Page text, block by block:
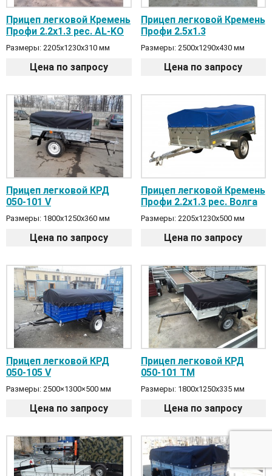
Прицеп легковой Кремень
Профи 2.2х1.3 рес. AL-KO
Размеры: 2205х1230х310 мм
Цена по запросу
Прицеп легковой Кремень
Профи 2.5х1.3
Размеры: 2500х1290х430 мм
Цена по запросу
Прицеп легковой КРД
050-101 V
Размеры: 1800x1250x360 мм
Цена по запросу
Прицеп легковой Кремень
Профи 2.2х1.3 рес. Волга
Размеры: 2205х1230х500 мм
Цена по запросу
Прицеп легковой КРД
050-105 V
Размеры: 2500×1300×500 мм
Цена по запросу
Прицеп легковой КРД
050-101 ТМ
Размеры: 1800x1250x335 мм
Цена по запросу